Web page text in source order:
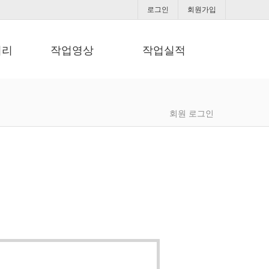
로그인 회원가입
작업영상 작업실적
회원 로그인